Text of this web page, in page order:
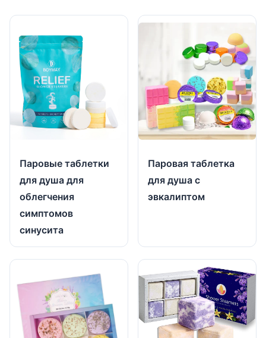
Паровые таблетки
для душа для
облегчения
симптомов
синусита
Паровая таблетка
для душа с
эвкалиптом